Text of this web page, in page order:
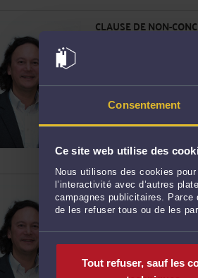
Consentement
Ce site web utilise des
Nous utilisons des cookies
l’interactivité avec d’autres
campagnes publicitaires.
de les refuser tous ou de les
Tout refuser, sauf les
CLAUSE DE NON-
LEVÉE AU PLUS TARD
En cas de démission,
l’entreprise. Le salarié
FORFAIT JOURS
SOUMIS À UN
FORFAIT-JOURS
ParFrédéric CHHUMle
cassation fournit une